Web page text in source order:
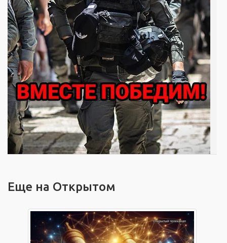
Еще на Открытом